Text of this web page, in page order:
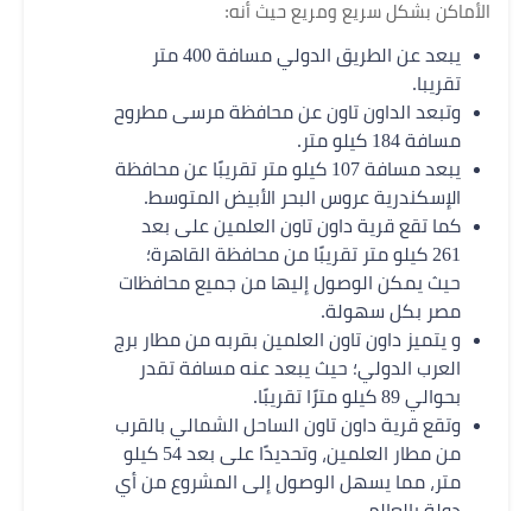
الأماكن بشكل سريع ومريع حيث أنه:
يبعد عن الطريق الدولي مسافة 400 متر
تقريبا.
وتبعد الداون تاون عن محافظة مرسى مطروح
مسافة 184 كيلو متر.
يبعد مسافة 107 كيلو متر تقريبًا عن محافظة
الإسكندرية عروس البحر الأبيض المتوسط.
كما تقع قرية داون تاون العلمين على بعد
261 كيلو متر تقريبًا من محافظة القاهرة؛
حيث يمكن الوصول إليها من جميع محافظات
مصر بكل سهولة.
و يتميز داون تاون العلمين بقربه من مطار برج
العرب الدولي؛ حيث يبعد عنه مسافة تقدر
بحوالي 89 كيلو مترًا تقريبًا.
وتقع قرية داون تاون الساحل الشمالي بالقرب
من مطار العلمين، وتحديدًا على بعد 54 كيلو
متر، مما يسهل الوصول إلى المشروع من أي